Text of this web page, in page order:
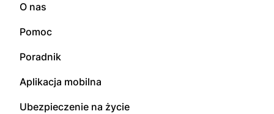
O nas
Pomoc
Poradnik
Aplikacja mobilna
Ubezpieczenie na życie